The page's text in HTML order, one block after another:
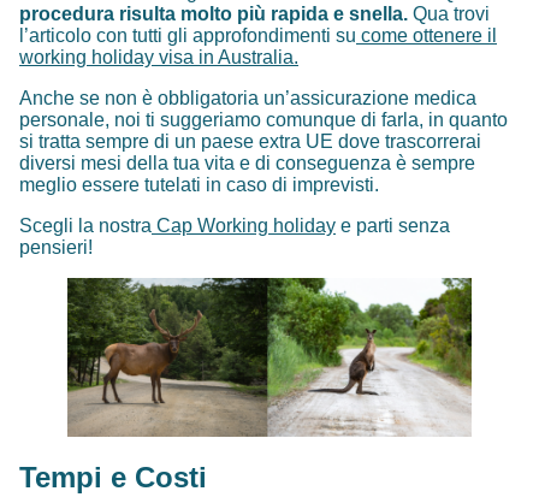
procedura risulta molto più rapida e snella. Qua trovi
l’articolo con tutti gli approfondimenti su come ottenere il
working holiday visa in Australia.
Anche se non è obbligatoria un’assicurazione medica
personale, noi ti suggeriamo comunque di farla, in quanto
si tratta sempre di un paese extra UE dove trascorrerai
diversi mesi della tua vita e di conseguenza è sempre
meglio essere tutelati in caso di imprevisti.
Scegli la nostra Cap Working holiday e parti senza
pensieri!
Tempi e Costi